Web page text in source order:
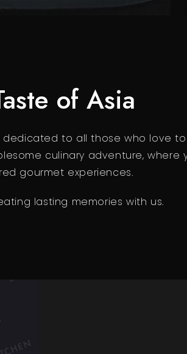
of Asia
is dedicated to all those who love
culinary adventure, where
gourmet experiences.
lasting memories with us.